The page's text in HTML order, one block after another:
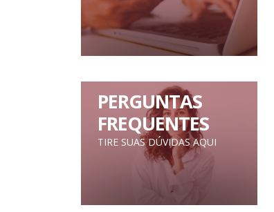
PERGUNTAS
FREQUENTES
TIRE SUAS DÚVIDAS AQUI